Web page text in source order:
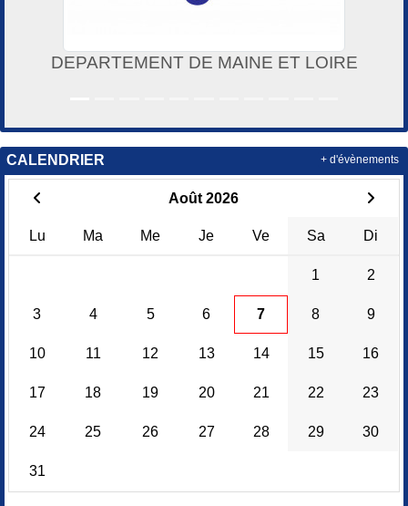
DEPARTEMENT DE MAINE ET LOIRE
CALENDRIER
Août 2026
Lu Ma Me Je Ve Sa Di
1 2
3 4 5 6 7 8 9
10 11 12 13 14 15 16
17 18 19 20 21 22 23
24 25 26 27 28 29 30
31
+ d'évènements